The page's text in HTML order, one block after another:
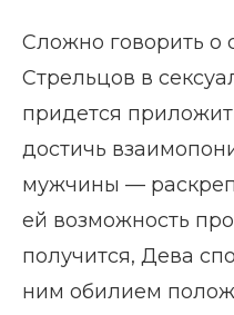
Сложно говорить о
Стрельцов в
придется
достичь
мужчины —
ей возможность
получится, Дева
ним обилием